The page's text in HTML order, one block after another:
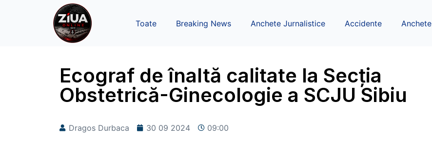
Toate Breaking News Anchete Jurnalistice Accidente Anchete
Ecograf de înaltă calitate la Secția
Obstetrică-Ginecologie a SCJU Sibiu
Dragos Durbaca 30 09 2024 09:00